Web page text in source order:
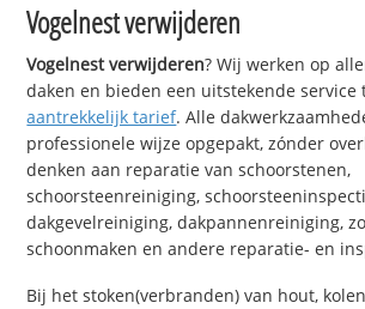
Vogelnest verwijderen
Vogelnest verwijderen? Wij werken op
daken en bieden een uitstekende service
aantrekkelijk tarief. Alle
professionele wijze opgepakt, zónder
denken aan reparatie van schoorstenen,
schoorsteenreiniging,
dakgevelreiniging, dakpannenreiniging,
schoonmaken en andere reparatie- en
Bij het stoken(verbranden) van hout,